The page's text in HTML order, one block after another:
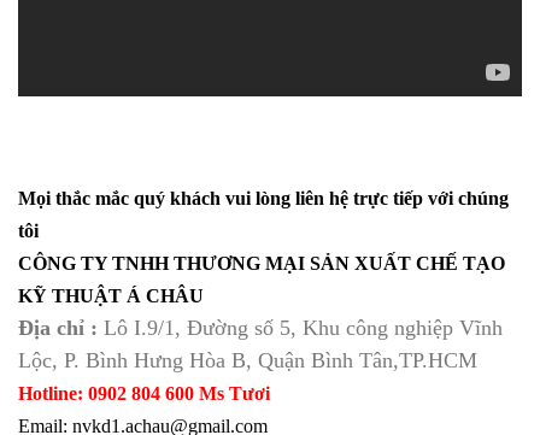
Mọi thắc mắc quý khách vui lòng liên hệ trực tiếp với chúng
tôi
CÔNG TY TNHH THƯƠNG MẠI SẢN XUẤT CHẾ TẠO
KỸ THUẬT Á CHÂU
Địa chỉ : Lô I.9/1, Đường số 5, Khu công nghiệp Vĩnh
Lộc, P. Bình Hưng Hòa B, Quận Bình Tân,TP.HCM
Hotline: 0902 804 600 Ms Tươi
Email: nvkd1.achau@gmail.com